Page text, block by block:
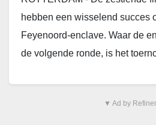
hebben een wisselend succes
Feyenoord-enclave. Waar de
de volgende ronde, is het
▼ Ad by